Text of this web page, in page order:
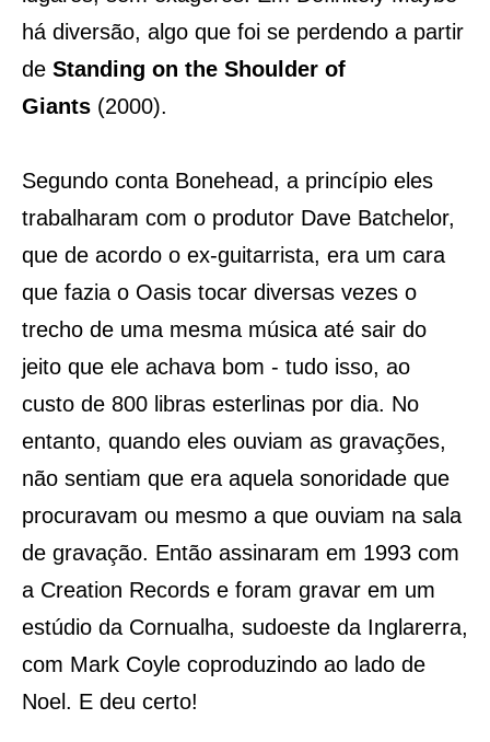
há diversão, algo que foi se perdendo a partir
de Standing on the Shoulder of
Giants (2000).
Segundo conta Bonehead, a princípio eles
trabalharam com o produtor Dave Batchelor,
que de acordo o ex-guitarrista, era um cara
que fazia o Oasis tocar diversas vezes o
trecho de uma mesma música até sair do
jeito que ele achava bom - tudo isso, ao
custo de 800 libras esterlinas por dia. No
entanto, quando eles ouviam as gravações,
não sentiam que era aquela sonoridade que
procuravam ou mesmo a que ouviam na sala
de gravação. Então assinaram em 1993 com
a Creation Records e foram gravar em um
estúdio da Cornualha, sudoeste da Inglarerra,
com Mark Coyle coproduzindo ao lado de
Noel. E deu certo!